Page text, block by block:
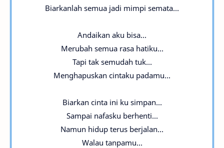
Biarkanlah semua jadi mimpi semata...
Andaikan aku bisa...
Merubah semua rasa hatiku...
Tapi tak semudah tuk...
Menghapuskan cintaku padamu...
Biarkan cinta ini ku simpan...
Sampai nafasku berhenti...
Namun hidup terus berjalan...
Walau tanpamu...